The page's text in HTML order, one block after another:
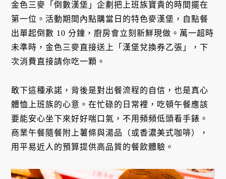
金色三麥「倒數漢堡」企劃把上班族寶貴的時間擺在
第一位。活動期間內點購當日的特色麥漢堡，自點餐
出單起倒數 10 分鐘，廚房會立刻新鮮現做。萬一超時
未準時，金色三麥直接送上「漢堡兌換券乙張」，下
次消費直接請你吃一顆。
敢下這種承諾，背後是對出餐流程的自信，也是真心
體恤上班族的心意。在忙碌的日常裡，吃頓午餐應該
要能安心坐下來好好喘口氣，不用頻頻低頭看手錶。
商業午餐隨餐附上薯條與湯品（或香濃美式咖啡），
用平易近人的預算提供高品質的餐飲體驗。